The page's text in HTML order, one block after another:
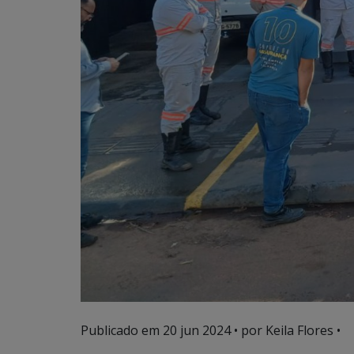
Publicado em 20 jun 2024• por Keila Flores •